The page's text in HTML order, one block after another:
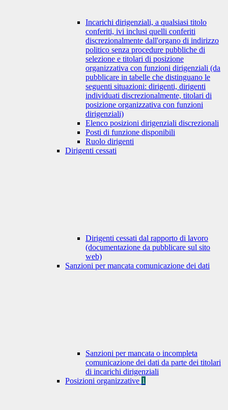
Incarichi dirigenziali, a qualsiasi titolo
conferiti, ivi inclusi quelli conferiti
discrezionalmente dall'organo di indirizzo
politico senza procedure pubbliche di
selezione e titolari di posizione
organizzativa con funzioni dirigenziali (da
pubblicare in tabelle che distinguano le
seguenti situazioni: dirigenti, dirigenti
individuati discrezionalmente, titolari di
posizione organizzativa con funzioni
dirigenziali)
Elenco posizioni dirigenziali discrezionali
Posti di funzione disponibili
Ruolo dirigenti
Dirigenti cessati
Dirigenti cessati dal rapporto di lavoro
(documentazione da pubblicare sul sito
web)
Sanzioni per mancata comunicazione dei dati
Sanzioni per mancata o incompleta
comunicazione dei dati da parte dei titolari
di incarichi dirigenziali
Posizioni organizzative 1